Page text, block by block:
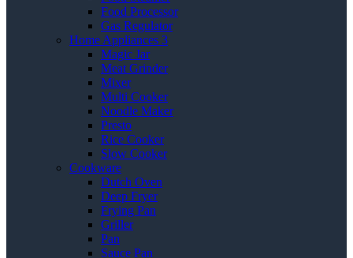
Food Processor
Gas Regulator
Home Appliances 3
Magic Jar
Meat Grinder
Mixer
Multi Cooker
Noodle Maker
Presto
Rice Cooker
Slow Cooker
Cookware
Dutch Oven
Deep Fryer
Frying Pan
Griller
Pan
Sauce Pan